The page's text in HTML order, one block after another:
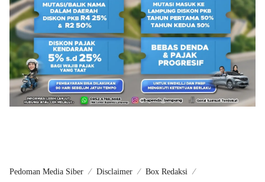
Pedoman Media Siber Disclaimer Box Redaksi